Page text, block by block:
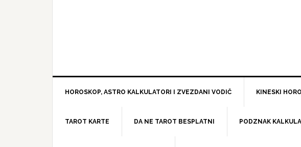
HOROSKOP, ASTRO KALKULATORI I ZVEZDANI VODIČ KINESKI
TAROT KARTE DA NE TAROT BESPLATNI PODZNAK